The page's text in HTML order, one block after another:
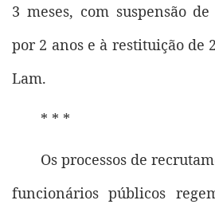
3 meses, com suspensão
por 2 anos e à restituição de
Lam.
* * *
Os processos de
funcionários públicos